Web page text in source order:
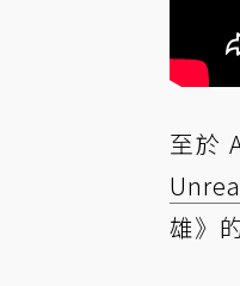
至於
雄》